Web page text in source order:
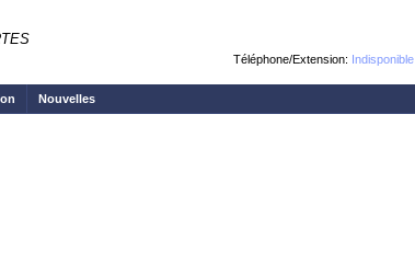
Téléphone/Extension: Indisponible
Nouvelles